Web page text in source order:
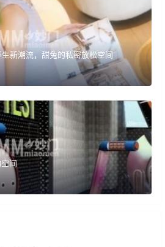
新潮流，甜兔的私密放松空间
间